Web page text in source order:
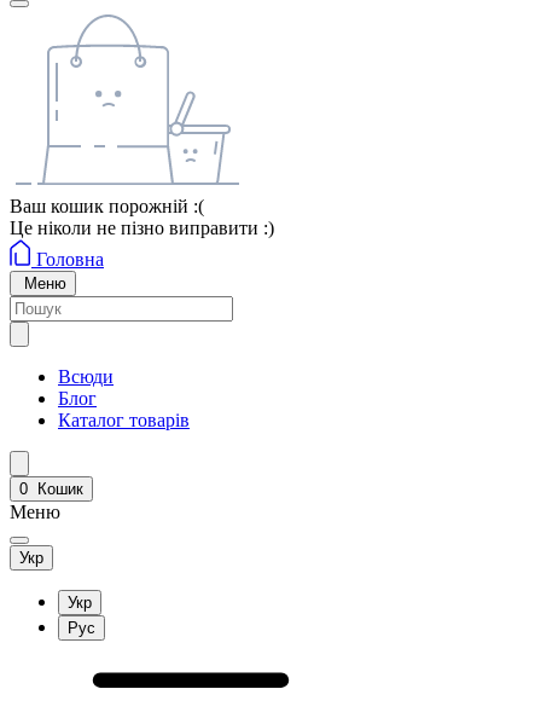
Ваш кошик порожній :(
Це ніколи не пізно виправити :)
Головна
Меню
Всюди
Блог
Каталог товарів
0 Кошик
Меню
Укр
Укр
Рус